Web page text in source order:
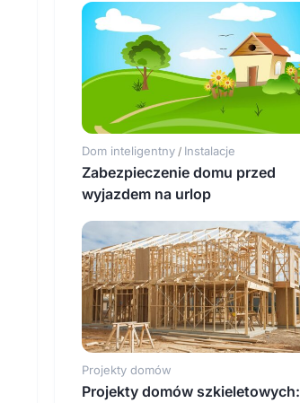
Dom inteligentny / Instalacje
Zabezpieczenie domu przed
wyjazdem na urlop
Projekty domów
Projekty domów szkieletowych: